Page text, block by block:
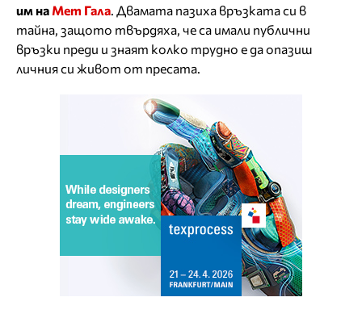
им на Мет Гала. Двамата пазиха връзката си в
тайна, защото твърдяха, че са имали публични
връзки преди и знаят колко трудно е да опазиш
личния си живот от пресата.